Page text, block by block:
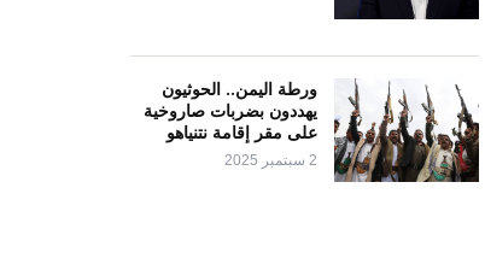
ورطة اليمن.. الحوثيون
يهددون بضربات صاروخية
على مقر إقامة نتنياهو
2 سبتمبر 2025